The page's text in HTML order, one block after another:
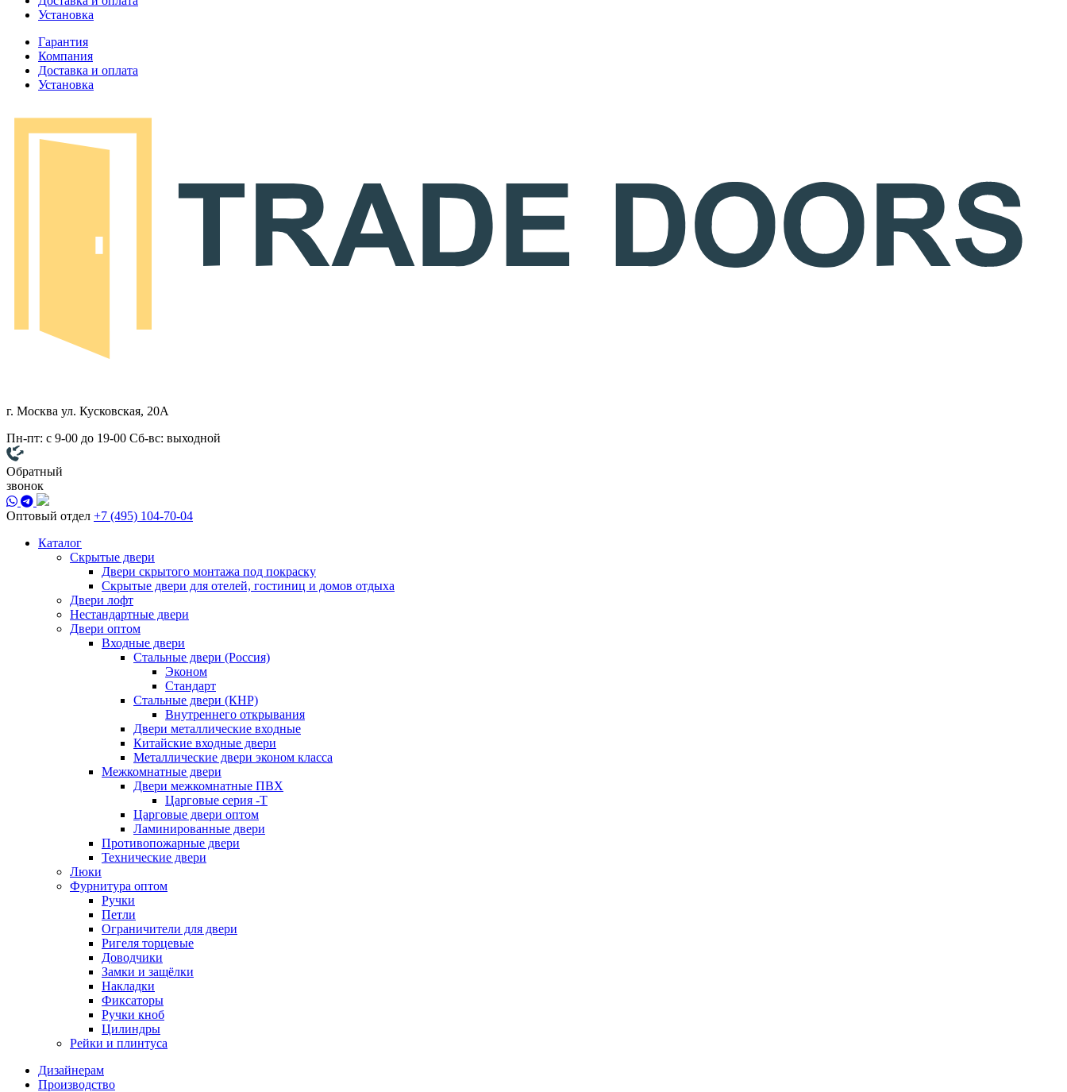
Установка
Гарантия
Компания
Доставка и оплата
Установка
г. Москва ул. Кусковская, 20А
Пн-пт: с 9-00 до 19-00 Сб-вс: выходной
Обратный
звонок
Оптовый отдел +7 (495) 104-70-04
Каталог
Скрытые двери
Двери скрытого монтажа под покраску
Скрытые двери для отелей, гостиниц и домов отдыха
Двери лофт
Нестандартные двери
Двери оптом
Входные двери
Стальные двери (Россия)
Эконом
Стандарт
Стальные двери (КНР)
Внутреннего открывания
Двери металлические входные
Китайские входные двери
Металлические двери эконом класса
Межкомнатные двери
Двери межкомнатные ПВХ
Царговые серия -Т
Царговые двери оптом
Ламинированные двери
Противопожарные двери
Технические двери
Люки
Фурнитура оптом
Ручки
Петли
Ограничители для двери
Ригеля торцевые
Доводчики
Замки и защёлки
Накладки
Фиксаторы
Ручки кноб
Цилиндры
Рейки и плинтуса
Дизайнерам
Производство